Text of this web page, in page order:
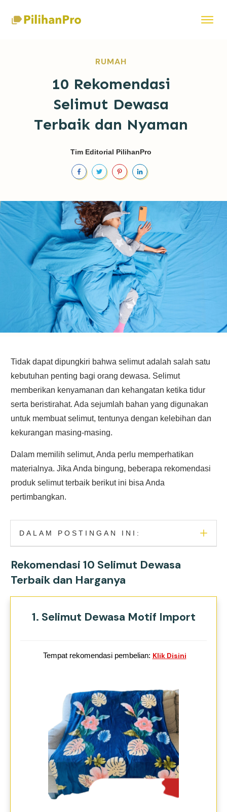
RUMAH
10 Rekomendasi
Selimut Dewasa
Terbaik dan Nyaman
Tim Editorial PilihanPro
Tidak dapat dipungkiri bahwa selimut adalah salah satu
kebutuhan penting bagi orang dewasa. Selimut
memberikan kenyamanan dan kehangatan ketika tidur
serta beristirahat. Ada sejumlah bahan yang digunakan
untuk membuat selimut, tentunya dengan kelebihan dan
kekurangan masing-masing.
Dalam memilih selimut, Anda perlu memperhatikan
materialnya. Jika Anda bingung, beberapa rekomendasi
produk selimut terbaik berikut ini bisa Anda
pertimbangkan.
DALAM POSTINGAN INI:
Rekomendasi 10 Selimut Dewasa
Terbaik dan Harganya
1. Selimut Dewasa Motif Import
Tempat rekomendasi pembelian: Klik Disini